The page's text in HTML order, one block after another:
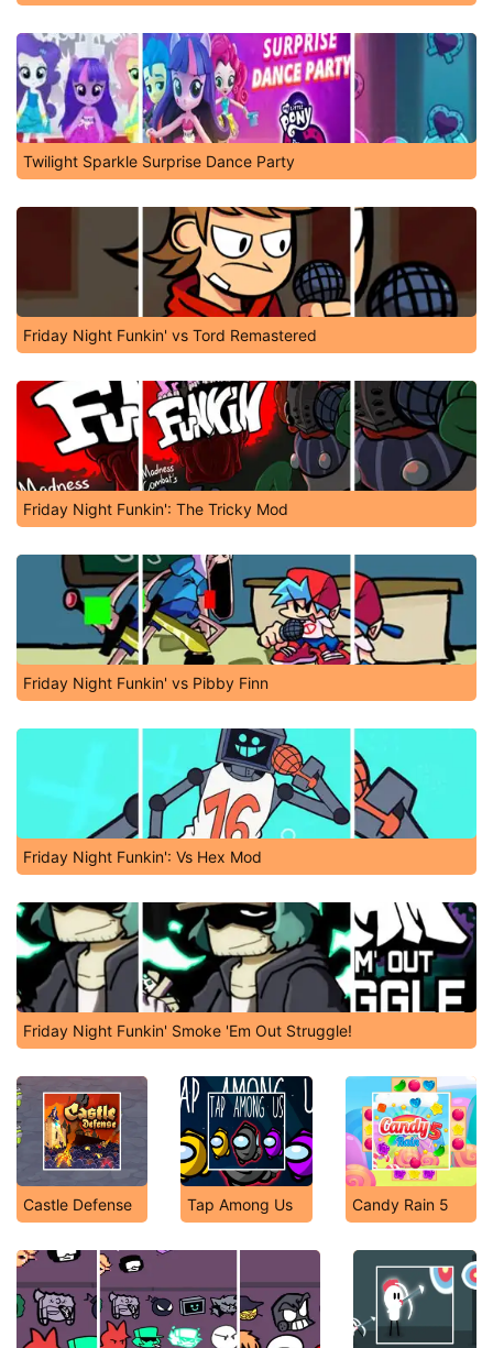
Twilight Sparkle Surprise Dance Party
Friday Night Funkin' vs Tord Remastered
Friday Night Funkin': The Tricky Mod
Friday Night Funkin' vs Pibby Finn
Friday Night Funkin': Vs Hex Mod
Friday Night Funkin' Smoke 'Em Out Struggle!
Castle Defense Tap Among Us Candy Rain 5